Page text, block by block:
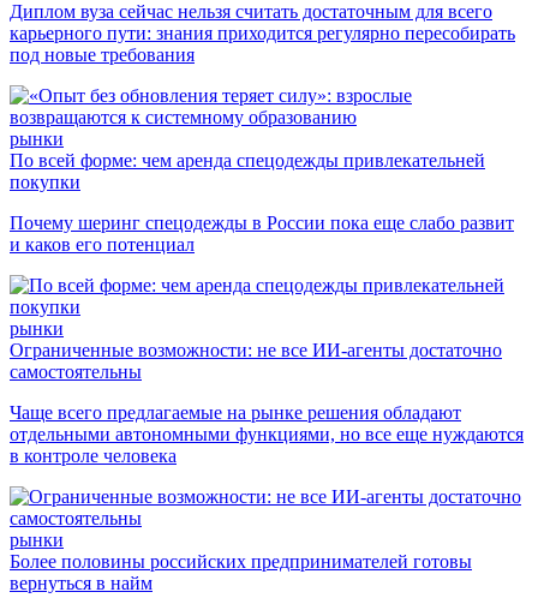
Диплом вуза сейчас нельзя считать достаточным для всего
карьерного пути: знания приходится регулярно пересобирать
под новые требования
рынки
По всей форме: чем аренда спецодежды привлекательней
покупки
Почему шеринг спецодежды в России пока еще слабо развит
и каков его потенциал
рынки
Ограниченные возможности: не все ИИ-агенты достаточно
самостоятельны
Чаще всего предлагаемые на рынке решения обладают
отдельными автономными функциями, но все еще нуждаются
в контроле человека
рынки
Более половины российских предпринимателей готовы
вернуться в найм